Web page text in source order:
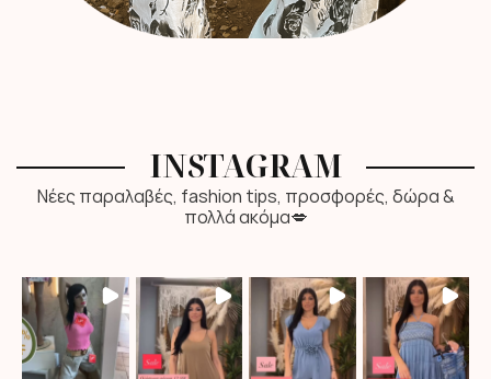
INSTAGRAM
Νέες παραλαβές, fashion tips, προσφορές, δώρα &
πολλά ακόμα💋